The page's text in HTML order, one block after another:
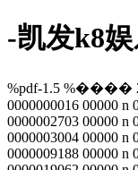
-凯发k8
%pdf-1.5 %����
0000000016 00000 n
0000002703 00000 n
0000003004 00000 n
0000009188 00000 n